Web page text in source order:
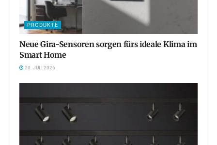
PRODUKTE
Neue Gira-Sensoren sorgen fürs ideale Klima im
Smart Home
20. JULI 2026